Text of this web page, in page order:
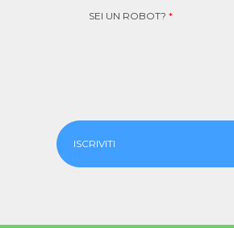
SEI UN ROBOT? *
ISCRIVITI